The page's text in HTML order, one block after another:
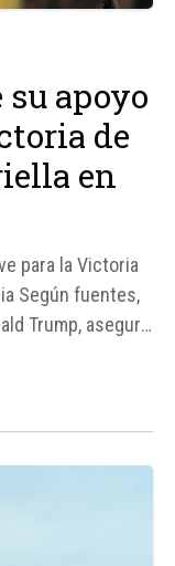
apoyo
de
en
para la Victoria
Según fuentes,
Trump, aseguró
de manera